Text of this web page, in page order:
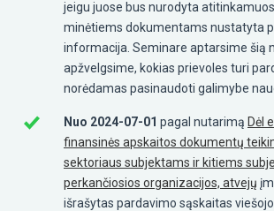
jeigu juose bus nurodyta
minėtiems dokumentams nustatyta
informacija. Seminare aptarsime šią
apžvelgsime, kokias prievoles turi
norėdamas pasinaudoti galimybe
Nuo 2024-07-01 pagal nutarimą Dėl
finansinės apskaitos dokumentų
sektoriaus subjektams ir kitiems
perkančiosios organizacijos, atvejų
išrašytas pardavimo sąskaitas